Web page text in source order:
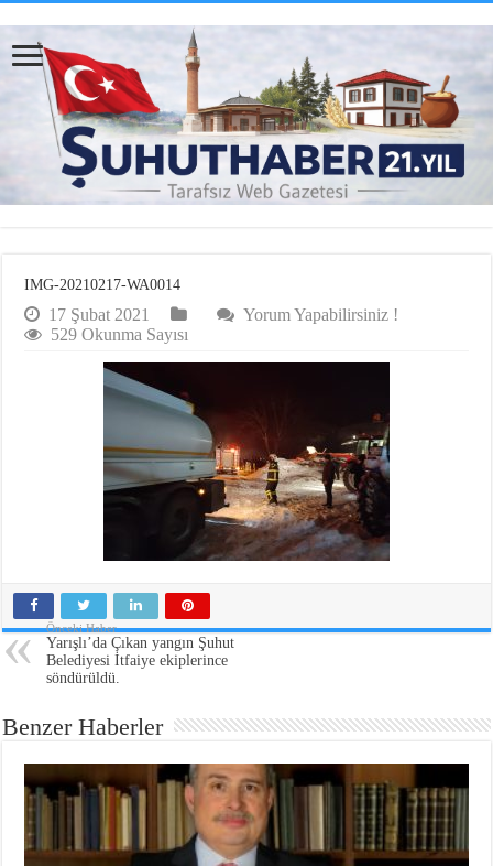
IMG-20210217-WA0014
17 Şubat 2021
Yorum Yapabilirsiniz !
529 Okunma Sayısı
Önceki Haber
Yarışlı’da Çıkan yangın Şuhut
Belediyesi İtfaiye ekiplerince
söndürüldü.
Benzer Haberler